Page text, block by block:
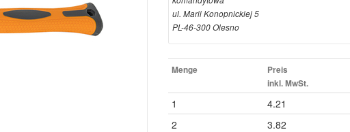
ul. Marii Konopnickiej 5
PL-46-300 Olesno
Menge
Preis
inkl. MwSt.
1 4.21
2 3.82